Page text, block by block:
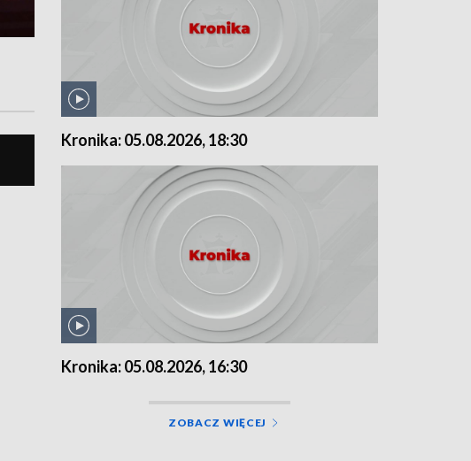
Kronika: 05.08.2026, 18:30
Kronika: 05.08.2026, 16:30
ZOBACZ WIĘCEJ